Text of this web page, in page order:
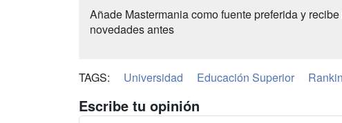
Añade Mastermania como fuente preferida y
novedades antes
TAGS: Universidad Educación Superior
Escribe tu opinión